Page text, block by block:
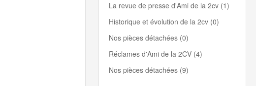
La revue de presse d'Ami de la 2cv (1)
Historique et évolution de la 2cv (0)
Nos pièces détachées (0)
Réclames d'Ami de la 2CV (4)
Nos pièces détachées (9)